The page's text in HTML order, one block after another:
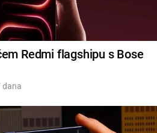
Redmi flagshipu s Bose
dana